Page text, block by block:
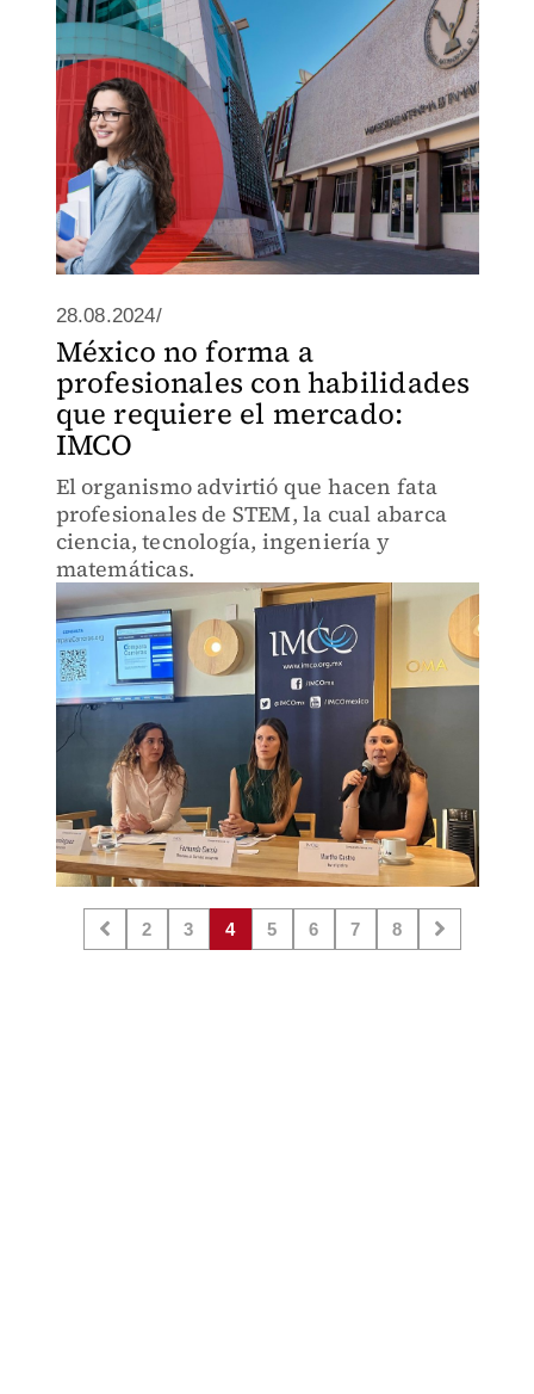
28.08.2024/
México no forma a
profesionales con habilidades
que requiere el mercado:
IMCO
El organismo advirtió que hacen fata
profesionales de STEM, la cual abarca
ciencia, tecnología, ingeniería y
matemáticas.
2 3 4 5 6 7 8